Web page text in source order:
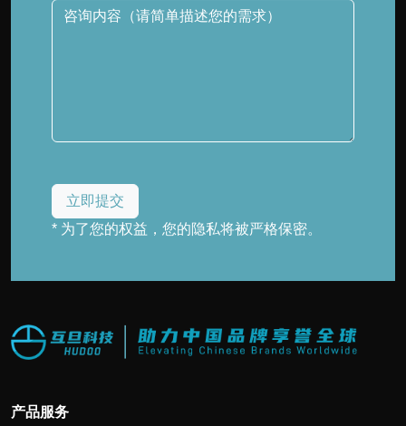
* 为了您的权益，您的隐私将被严格保密。
产品服务